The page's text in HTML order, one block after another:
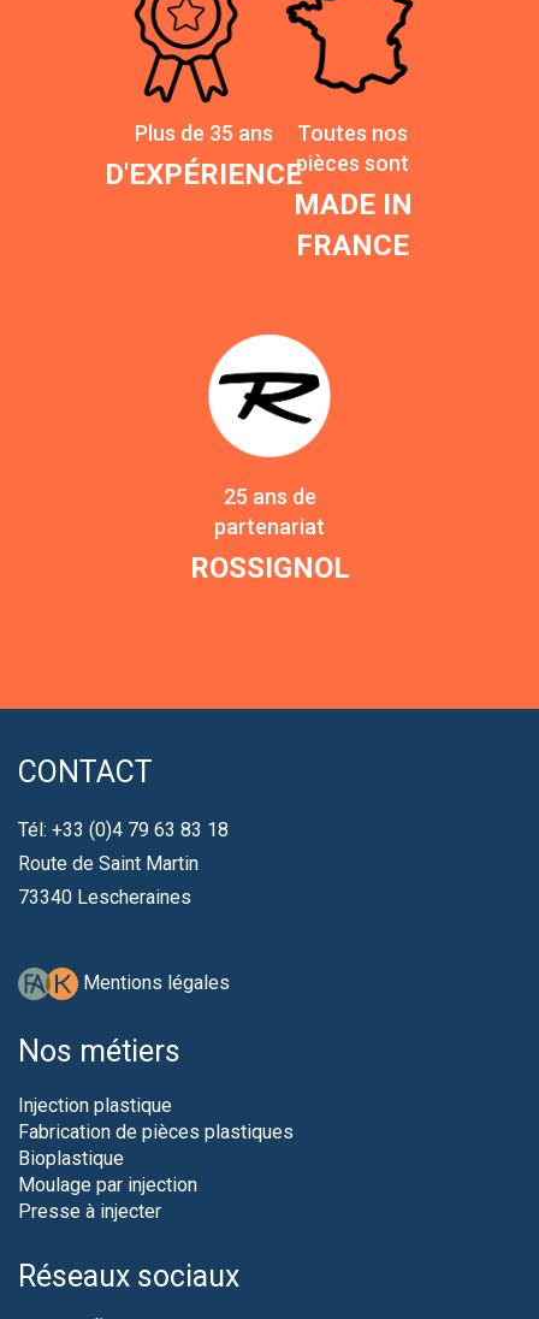
Plus de 35 ans
D'EXPÉRIENCE
Toutes nos
pièces sont
MADE IN
FRANCE
25 ans de
partenariat
ROSSIGNOL
CONTACT
Tél: +33 (0)4 79 63 83 18
Route de Saint Martin
73340 Lescheraines
Mentions légales
Nos métiers
Injection plastique
Fabrication de pièces plastiques
Bioplastique
Moulage par injection
Presse à injecter
Réseaux sociaux